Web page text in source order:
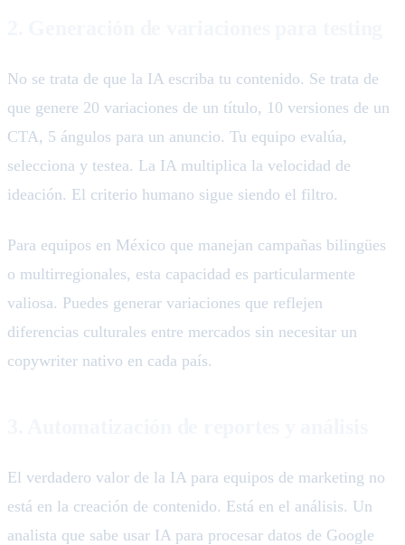
No se trata de que la IA escriba tu contenido. Se trata de
que genere 20 variaciones de un título, 10 versiones de un
CTA, 5 ángulos para un anuncio. Tu equipo evalúa,
selecciona y testea. La IA multiplica la velocidad de
ideación. El criterio humano sigue siendo el filtro.
Para equipos en México que manejan campañas bilingües
o multirregionales, esta capacidad es particularmente
valiosa. Puedes generar variaciones que reflejen
diferencias culturales entre mercados sin necesitar un
copywriter nativo en cada país.
El verdadero valor de la IA para equipos de marketing no
está en la creación de contenido. Está en el análisis. Un
analista que sabe usar IA para procesar datos de Google